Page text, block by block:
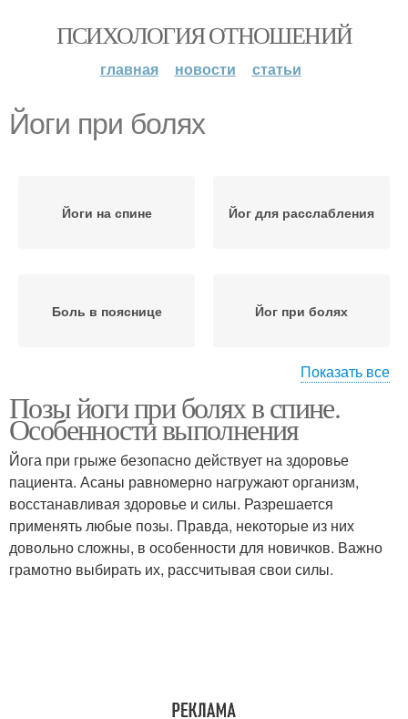
ПСИХОЛОГИЯ ОТНОШЕНИЙ
главная новости статьи
Йоги при болях
Йоги на спине Йог для расслабления
Боль в пояснице Йог при болях
Упражнения при боли Позы при болях
Сильные боли Боли в спине
Показать все
Позы йоги при болях в спине.
Особенности выполнения
Йога при грыже безопасно действует на здоровье
пациента. Асаны равномерно нагружают организм,
восстанавливая здоровье и силы. Разрешается
применять любые позы. Правда, некоторые из них
довольно сложны, в особенности для новичков. Важно
грамотно выбирать их, рассчитывая свои силы.